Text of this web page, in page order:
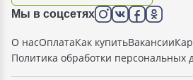
Мы в соцсетях
О насОплатаКак купитьВакансии
Политика обработки персональных